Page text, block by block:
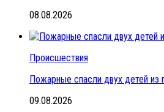
08.08.2026
Происшествия
Пожарные спасли двух детей из
09.08.2026